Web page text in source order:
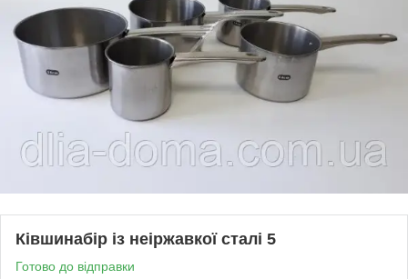
Ківшинабір із неіржавкої сталі 5
Готово до відправки